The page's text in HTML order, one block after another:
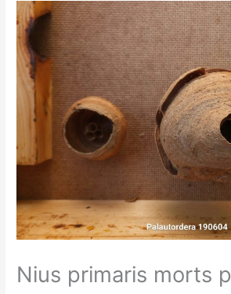
Nius primaris morts